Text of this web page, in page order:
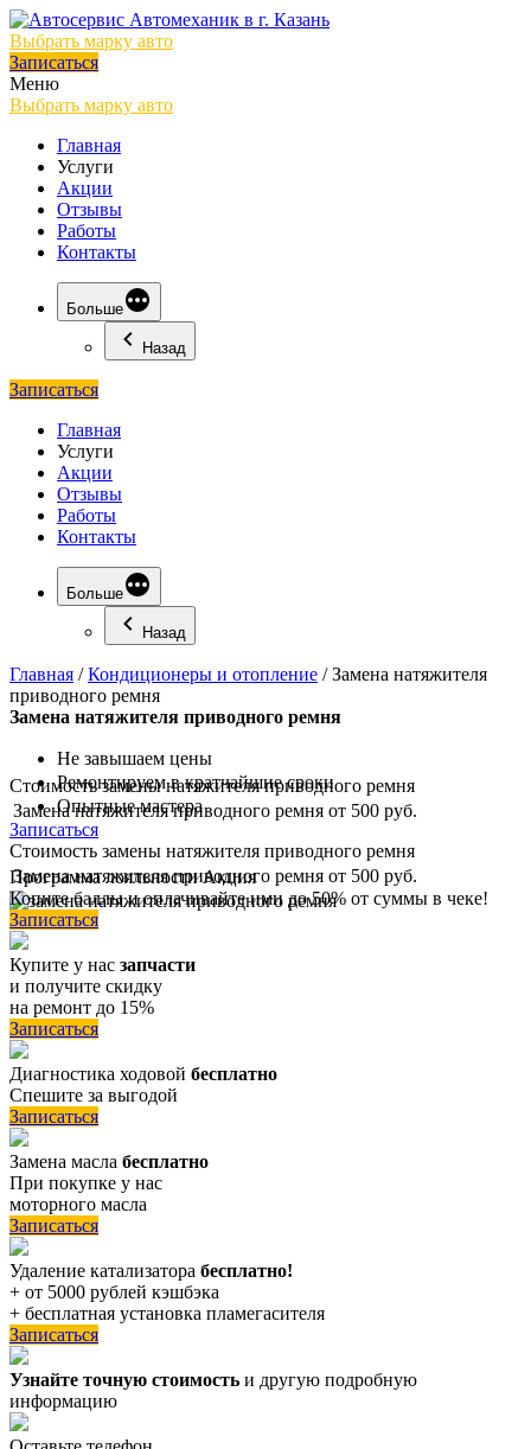
Выбрать марку авто
Записаться
Меню
Выбрать марку авто
Главная
Услуги
Акции
Отзывы
Работы
Контакты
Больше
Назад
Записаться
Главная
Услуги
Акции
Отзывы
Работы
Контакты
Больше
Назад
Главная /Кондиционеры и отопление /Замена натяжителя
приводного ремня
Замена натяжителя приводного ремня
Не завышаем цены
Ремонтируем в кратчайшие сроки
Опытные мастера
Записаться
Стоимость замены натяжителя приводного ремня
Замена натяжителя приводного ремня от 500 руб.
Стоимость замены натяжителя приводного ремня
Замена натяжителя приводного ремня от 500 руб.
ПрограммалояльностиАкция
Копите баллы и оплачивайте ими до 50% от суммы в чеке!
Записаться
Купите у нас запчасти
и получите скидку
на ремонт до 15%
Записаться
Диагностика ходовой бесплатно
Спешите за выгодой
Записаться
Замена масла бесплатно
При покупке у нас
моторного масла
Записаться
Удаление катализатора бесплатно!
+ от 5000 рублей кэшбэка
+ бесплатная установка пламегасителя
Записаться
Узнайте точную стоимость и другую подробную
информацию